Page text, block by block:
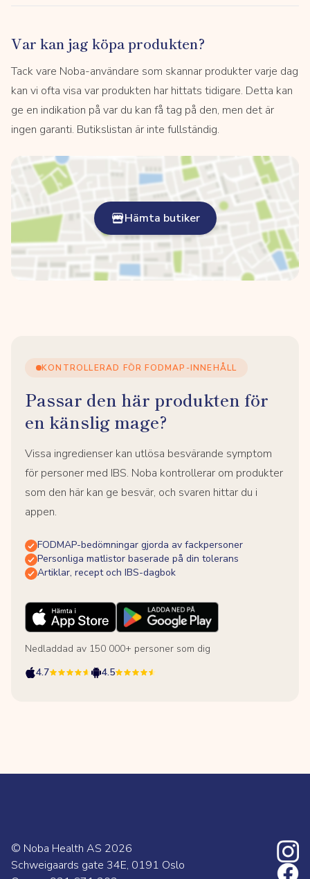
Var kan jag köpa produkten?
Tack vare Noba-användare som skannar produkter varje dag
kan vi ofta visa var produkten har hittats tidigare. Detta kan
ge en indikation på var du kan få tag på den, men det är
ingen garanti. Butikslistan är inte fullständig.
Hämta butiker
KONTROLLERAD FÖR FODMAP-INNEHÅLL
Passar den här produkten för
en känslig mage?
Vissa ingredienser kan utlösa besvärande symptom
för personer med IBS. Noba kontrollerar om produkter
som den här kan ge besvär, och svaren hittar du i
appen.
FODMAP-bedömningar gjorda av fackpersoner
Personliga matlistor baserade på din tolerans
Artiklar, recept och IBS-dagbok
Nedladdad av 150 000+ personer som dig
4.7
4.5
© Noba Health AS 2026
Schweigaards gate 34E, 0191 Oslo